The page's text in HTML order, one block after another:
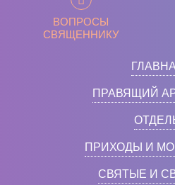
ВОПРОСЫ
СВЯЩЕННИКУ
ПРАВЯЩИЙ
ПРИХОДЫ И
СВЯТЫЕ И